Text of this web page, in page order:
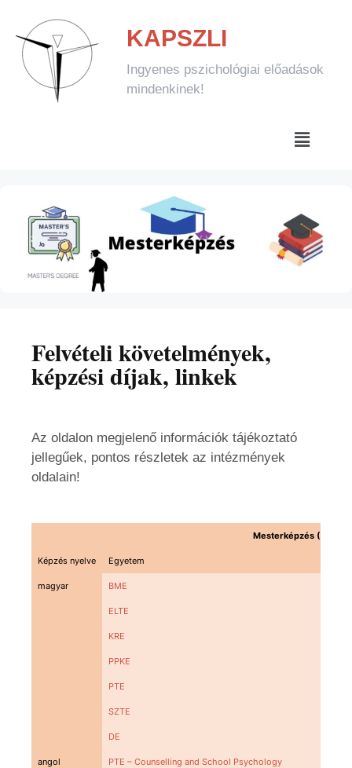
KAPSZLI
Ingyenes pszichológiai előadások
mindenkinek!
Felvételi követelmények,
képzési díjak, linkek
Az oldalon megjelenő információk tájékoztató
jellegűek, pontos részletek az intézmények
oldalain!
Mesterképzés (Az
Képzés nyelve Egyetem
magyar BME
ELTE
KRE
PPKE
PTE
SZTE
DE
angol PTE – Counselling and School Psychology